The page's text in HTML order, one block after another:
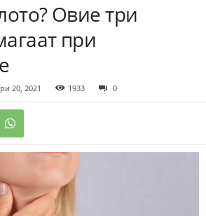
Овие три
при
20, 2021 1933 0